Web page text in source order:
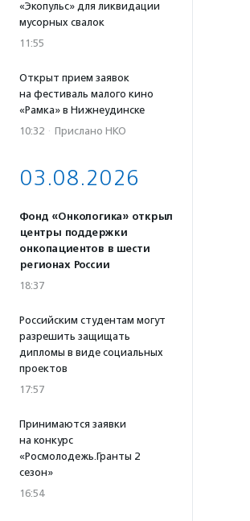
«Экопульс» для ликвидации
мусорных свалок
11:55
Открыт прием заявок
на фестиваль малого кино
«Рамка» в Нижнеудинске
10:32 · Прислано НКО
03.08.2026
Фонд «Онкологика» открыл
центры поддержки
онкопациентов в шести
регионах России
18:37
Российским студентам могут
разрешить защищать
дипломы в виде социальных
проектов
17:57
Принимаются заявки
на конкурс
«Росмолодежь.Гранты 2
сезон»
16:54